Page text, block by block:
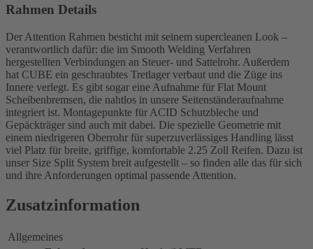
Rahmen Details
Der Attention Rahmen besticht mit seinem supercleanen Look –
verantwortlich dafür: die im Smooth Welding Verfahren
hergestellten Verbindungen an Steuer- und Sattelrohr. Außerdem
hat CUBE ein geschraubtes Tretlager verbaut und die Züge ins
Innere verlegt. Es gibt sogar eine Aufnahme für Flat Mount
Scheibenbremsen, die nahtlos in unsere Seitenständeraufnahme
integriert ist. Montagepunkte für ACID Schutzbleche und
Gepäckträger sind auch mit dabei. Die spezielle Geometrie mit
einem niedrigeren Oberrohr für superzuverlässiges Handling lässt
viel Platz für breite, griffige, komfortable 2.25 Zoll Reifen. Dazu ist
unser Size Split System breit aufgestellt – so finden alle das für sich
und ihre Anforderungen optimal passende Attention.
Zusatzinformation
Allgemeines